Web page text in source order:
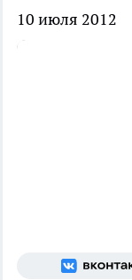
10 июля 2012